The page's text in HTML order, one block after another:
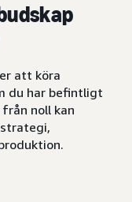
att köra
du har befintligt
noll kan